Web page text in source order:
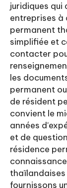
juridiques qui
entreprises à
permanent
simplifiée et
contacter
les
permanent
de résident
convient le
années
et de
résidence
thaïlandaises
fournissons